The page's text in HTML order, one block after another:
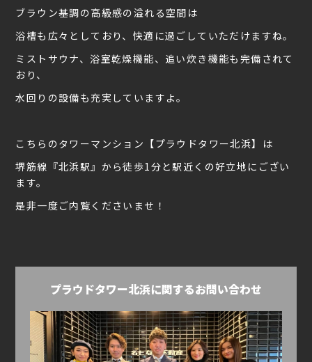
ブラウン基調の高級感の溢れる空間は
浴槽も広々としており、快適に過ごしていただけますね。
ミストサウナ、浴室乾燥機能、追い炊き機能も完備されて
おり、
水回りの設備も充実していますよ。
こちらのタワーマンション【プラウドタワー北浜】は
堺筋線『北浜駅』から徒歩1分と駅近くの好立地にござい
ます。
是非一度ご内覧くださいませ！
プラウドタワー北浜に関するお問い合わせ